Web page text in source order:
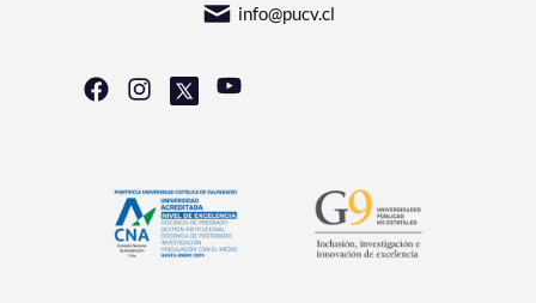
info@pucv.cl